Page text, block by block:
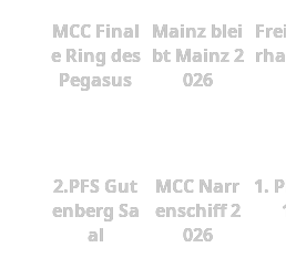
MCC Final
e Ring des
Pegasus
Mainz blei
bt Mainz 2
026
2.PFS Gut
enberg Sa
al
MCC Narr
enschiff 2
026
1.